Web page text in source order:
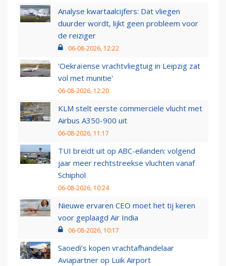
Analyse kwartaalcijfers: Dat vliegen
duurder wordt, lijkt geen probleem voor
de reiziger
06-08-2026, 12:22
'Oekraïense vrachtvliegtuig in Leipzig zat
vol met munitie'
06-08-2026, 12:20
KLM stelt eerste commerciële vlucht met
Airbus A350-900 uit
06-08-2026, 11:17
TUI breidt uit op ABC-eilanden: volgend
jaar meer rechtstreekse vluchten vanaf
Schiphol
06-08-2026, 10:24
Nieuwe ervaren CEO moet het tij keren
voor geplaagd Air India
06-08-2026, 10:17
Saoedi’s kopen vrachtafhandelaar
Aviapartner op Luik Airport